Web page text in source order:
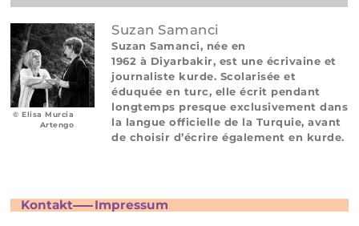
© Elisa Murcia
Artengo
Suzan Samanci
Suzan Samanci, née en
1962 à Diyarbakir, est une écrivaine et
journaliste kurde. Scolarisée et
éduquée en turc, elle écrit pendant
longtemps presque exclusivement dans
la langue officielle de la Turquie, avant
de choisir d’écrire également en kurde.
Kontakt Impressum